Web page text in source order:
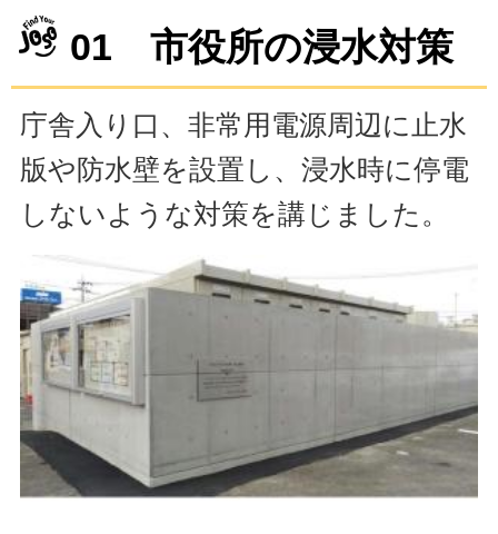
01 市役所の浸水対策
庁舎入り口、非常用電源周辺に止水
版や防水壁を設置し、浸水時に停電
しないような対策を講じました。